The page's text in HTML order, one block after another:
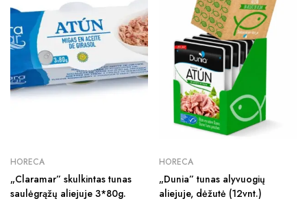
HORECA
„Claramar” skulkintas tunas
saulėgrąžų aliejuje 3*80g.
HORECA
„Dunia” tunas alyvuogių
aliejuje, dėžutė (12vnt.)